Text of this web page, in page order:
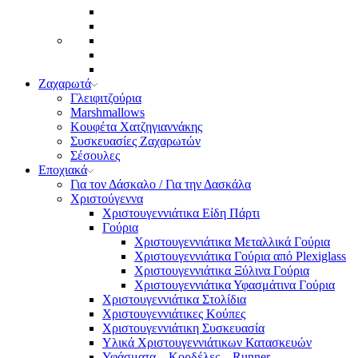
Ζαχαρωτά
Γλειφιτζούρια
Marshmallows
Κουφέτα Χατζηγιαννάκης
Συσκευασίες Ζαχαρωτών
Σέσουλες
Εποχιακά
Για τον Δάσκαλο / Για την Δασκάλα
Χριστούγεννα
Χριστουγεννιάτικα Είδη Πάρτι
Γούρια
Χριστουγεννιάτικα Μεταλλικά Γούρια
Χριστουγεννιάτικα Γούρια από Plexiglass
Χριστουγεννιάτικα Ξύλινα Γούρια
Χριστουγεννιάτικα Υφασμάτινα Γούρια
Χριστουγεννιάτικα Στολίδια
Χριστουγεννιάτικες Κούπες
Χριστουγεννιάτικη Συσκευασία
Υλικά Χριστουγεννιάτικων Κατασκευών